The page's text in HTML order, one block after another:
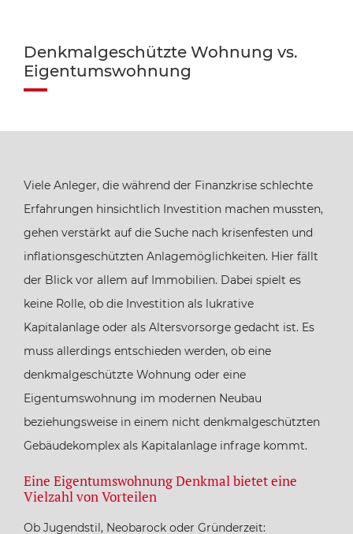
Denkmalgeschützte Wohnung vs.
Eigentumswohnung
Viele Anleger, die während der Finanzkrise schlechte
Erfahrungen hinsichtlich Investition machen mussten,
gehen verstärkt auf die Suche nach krisenfesten und
inflationsgeschützten Anlagemöglichkeiten. Hier fällt
der Blick vor allem auf Immobilien. Dabei spielt es
keine Rolle, ob die Investition als lukrative
Kapitalanlage oder als Altersvorsorge gedacht ist. Es
muss allerdings entschieden werden, ob eine
denkmalgeschützte Wohnung oder eine
Eigentumswohnung im modernen Neubau
beziehungsweise in einem nicht denkmalgeschützten
Gebäudekomplex als Kapitalanlage infrage kommt.
Eine Eigentumswohnung Denkmal bietet eine
Vielzahl von Vorteilen
Ob Jugendstil, Neobarock oder Gründerzeit: